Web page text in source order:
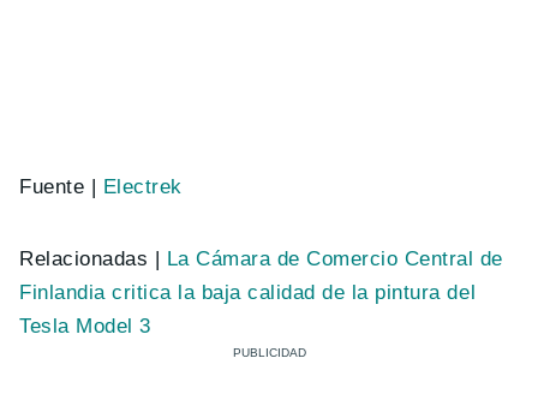
Fuente | Electrek
Relacionadas |
La Cámara de Comercio Central de
Finlandia critica la baja calidad de la pintura del
Tesla Model 3